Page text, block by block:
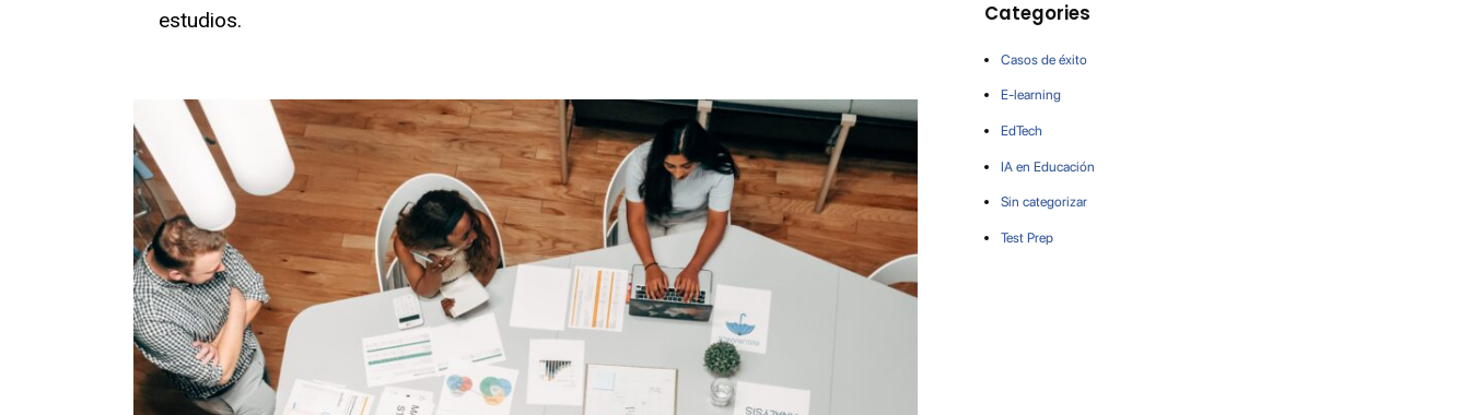
estudios.
Categories
Casos de éxito
E-learning
EdTech
IA en Educación
Sin categorizar
Test Prep